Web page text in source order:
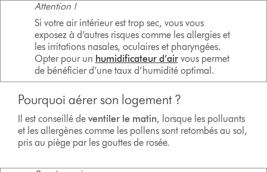
Attention !
Si votre air intérieur est trop sec, vous vous
exposez à d’autres risques comme les allergies et
les irritations nasales, oculaires et pharyngées.
Opter pour un humidificateur d’airvous permet
de bénéficier d’une taux d’humidité optimal.
Pourquoi aérer son logement ?
Il est conseillé deventiler le matin, lorsque les polluants
et les allergènes comme les pollens sont retombés au sol,
pris au piège par les gouttes de rosée.